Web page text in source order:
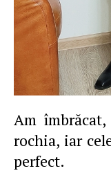
Am
rochia, iar
perfect.